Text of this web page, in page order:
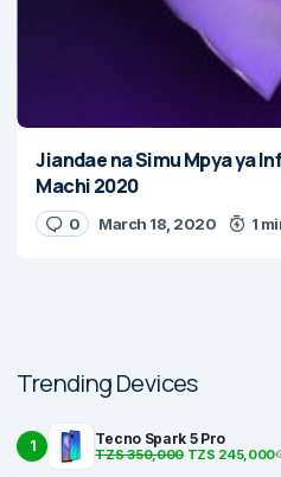
Jiandae na Simu Mpya ya
Machi 2020
0 March 18, 2020 1
Trending Devices
1 Tecno Spark 5 Pro
TZS 350,000TZS 245,000